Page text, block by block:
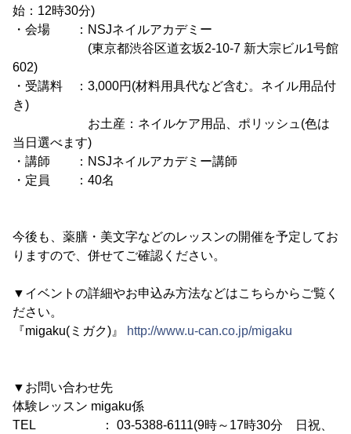
始：12時30分)
・会場 ：NSJネイルアカデミー
(東京都渋谷区道玄坂2-10-7 新大宗ビル1号館
602)
・受講料 ：3,000円(材料用具代など含む。ネイル用品付
き)
お土産：ネイルケア用品、ポリッシュ(色は
当日選べます)
・講師 ：NSJネイルアカデミー講師
・定員 ：40名
今後も、薬膳・美文字などのレッスンの開催を予定してお
りますので、併せてご確認ください。
▼イベントの詳細やお申込み方法などはこちらからご覧く
ださい。
『migaku(ミガク)』
http://www.u-can.co.jp/migaku
▼お問い合わせ先
体験レッスン migaku係
TEL ： 03-5388-6111(9時～17時30分 日祝、